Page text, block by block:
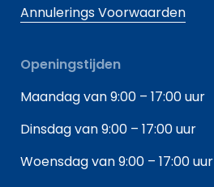
Annulerings Voorwaarden
Openingstijden
Maandag van 9:00 – 17:00 uur
Dinsdag van 9:00 – 17:00 uur
Woensdag van 9:00 – 17:00 uur